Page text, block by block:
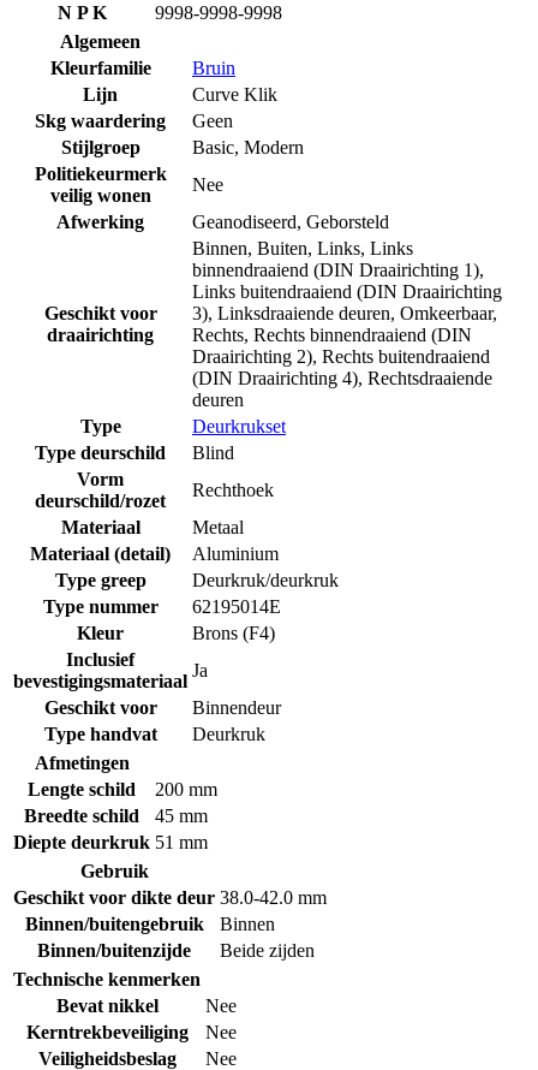
N P K
9998-9998-9998
Algemeen
Kleurfamilie
Bruin
Lijn
Curve Klik
Skg waardering
Geen
Stijlgroep
Basic, Modern
Politiekeurmerk
veilig wonen
Nee
Afwerking
Geanodiseerd, Geborsteld
Geschikt voor
draairichting
Binnen, Buiten, Links, Links
binnendraaiend (DIN Draairichting 1),
Links buitendraaiend (DIN Draairichting
3), Linksdraaiende deuren, Omkeerbaar,
Rechts, Rechts binnendraaiend (DIN
Draairichting 2), Rechts buitendraaiend
(DIN Draairichting 4), Rechtsdraaiende
deuren
Type
Deurkrukset
Type deurschild
Blind
Vorm
deurschild/rozet
Rechthoek
Materiaal
Metaal
Materiaal (detail)
Aluminium
Type greep
Deurkruk/deurkruk
Type nummer
62195014E
Kleur
Brons (F4)
Inclusief
bevestigingsmateriaal
Ja
Geschikt voor
Binnendeur
Type handvat
Deurkruk
Afmetingen
Lengte schild
200 mm
Breedte schild
45 mm
Diepte deurkruk 51 mm
Gebruik
Geschikt voor dikte deur 38.0-42.0 mm
Binnen/buitengebruik
Binnen
Binnen/buitenzijde
Beide zijden
Technische kenmerken
Bevat nikkel
Nee
Kerntrekbeveiliging
Nee
Veiligheidsbeslag
Nee